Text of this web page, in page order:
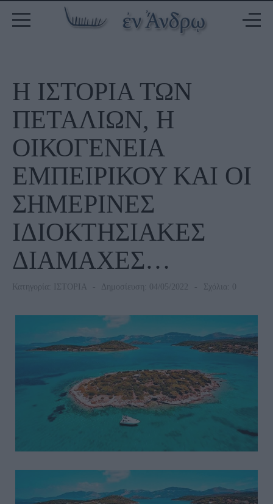
Η ΙΣΤΟΡΙΑ ΤΩΝ
ΠΕΤΑΛΙΩΝ, Η
ΟΙΚΟΓΕΝΕΙΑ
ΕΜΠΕΙΡΙΚΟΥ ΚΑΙ ΟΙ
ΣΗΜΕΡΙΝΕΣ
ΙΔΙΟΚΤΗΣΙΑΚΕΣ
ΔΙΑΜΑΧΕΣ…
Κατηγορία: ΙΣΤΟΡΙΑ Δημοσίευση: 04/05/2022 Σχόλια: 0